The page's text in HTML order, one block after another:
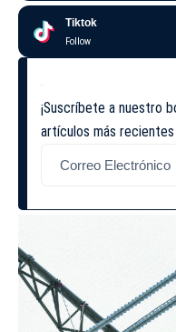
Tiktok
Follow
¡Suscríbete a nuestro
artículos más